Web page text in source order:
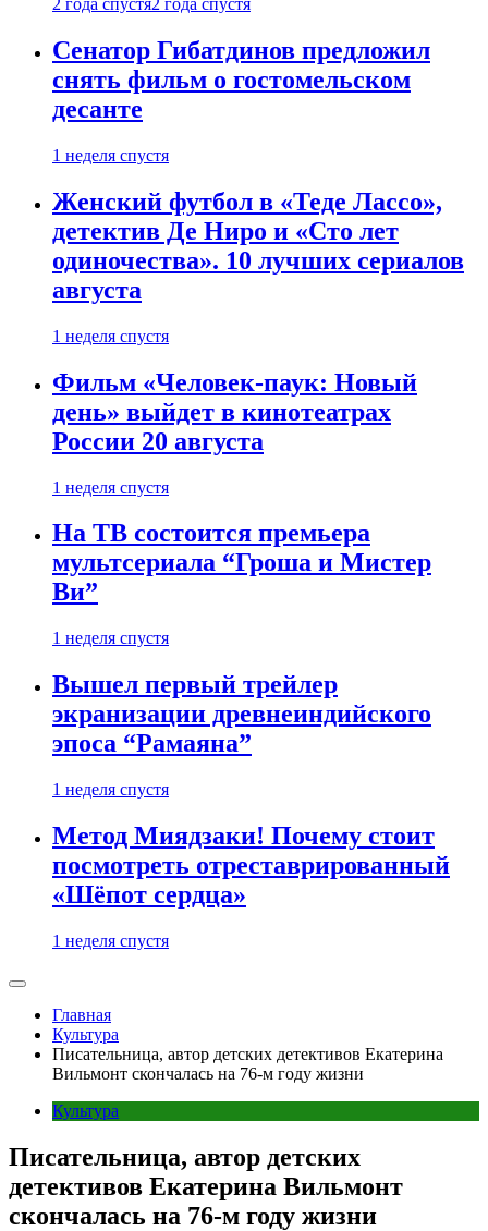
2 года спустя2 года спустя
Сенатор Гибатдинов предложил
снять фильм о гостомельском
десанте
1 неделя спустя
Женский футбол в «Теде Лассо»,
детектив Де Ниро и «Сто лет
одиночества». 10 лучших сериалов
августа
1 неделя спустя
Фильм «Человек-паук: Новый
день» выйдет в кинотеатрах
России 20 августа
1 неделя спустя
На ТВ состоится премьера
мультсериала “Гроша и Мистер
Ви”
1 неделя спустя
Вышел первый трейлер
экранизации древнеиндийского
эпоса “Рамаяна”
1 неделя спустя
Метод Миядзаки! Почему стоит
посмотреть отреставрированный
«Шёпот сердца»
1 неделя спустя
Главная
Культура
Писательница, автор детских детективов Екатерина
Вильмонт скончалась на 76-м году жизни
Культура
Писательница, автор детских
детективов Екатерина Вильмонт
скончалась на 76-м году жизни